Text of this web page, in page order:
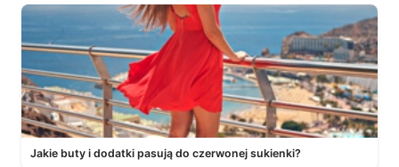
Jakie buty i dodatki pasują do czerwonej sukienki?